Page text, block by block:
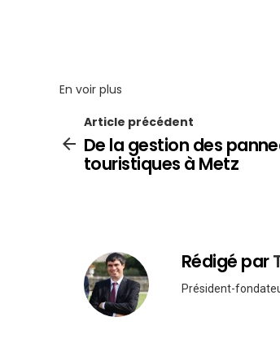
En voir plus
Article précédent
De la gestion des
touristiques à Metz
Rédigé par
Président-